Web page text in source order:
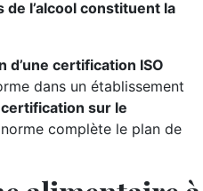
l’alcool constituent la
d’une certification ISO
dans un établissement
certification sur le
complète le plan de